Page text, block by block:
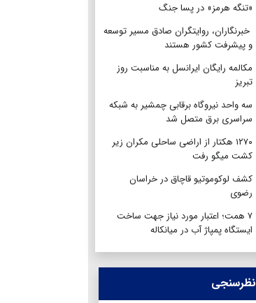
«تنگه هرمز» در پسا جنگ
‌ خبرنگاران، روایتگران صادق مسیر توسعه
و پیشرفت کشور هستند
مکالمه رایگان ایرانسل به مناسبت روز
تبریز
سه واحد نیروگاه برقابی چمشیر به شبکه
سراسری برق متصل شد
۱۲۷۰ هکتار از اراضی ساحلی مکران زیر
کشت میگو رفت
کشف لوکوموتیو قاچاق در خراسان
رضوی
۷ همت؛ اعتبار مورد نیاز جهت ساخت
ایستگاه پمپاژ آب در میانکاله
نظرسنجی